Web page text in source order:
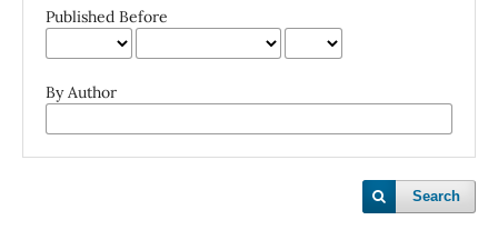
Published Before
By Author
Search